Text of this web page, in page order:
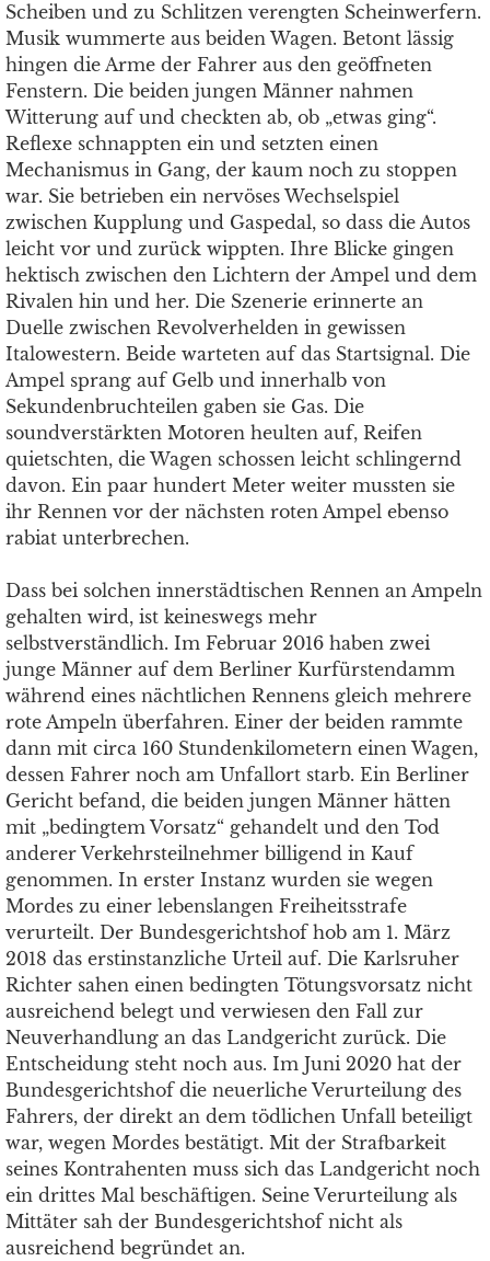
Scheiben und zu Schlitzen verengten Scheinwerfern.
Musik wummerte aus beiden Wagen. Betont lässig
hingen die Arme der Fahrer aus den geöffneten
Fenstern. Die beiden jungen Männer nahmen
Witterung auf und checkten ab, ob „etwas ging“.
Reflexe schnappten ein und setzten einen
Mechanismus in Gang, der kaum noch zu stoppen
war. Sie betrieben ein nervöses Wechselspiel
zwischen Kupplung und Gaspedal, so dass die Autos
leicht vor und zurück wippten. Ihre Blicke gingen
hektisch zwischen den Lichtern der Ampel und dem
Rivalen hin und her. Die Szenerie erinnerte an
Duelle zwischen Revolverhelden in gewissen
Italowestern. Beide warteten auf das Startsignal. Die
Ampel sprang auf Gelb und innerhalb von
Sekundenbruchteilen gaben sie Gas. Die
soundverstärkten Motoren heulten auf, Reifen
quietschten, die Wagen schossen leicht schlingernd
davon. Ein paar hundert Meter weiter mussten sie
ihr Rennen vor der nächsten roten Ampel ebenso
rabiat unterbrechen.
Dass bei solchen innerstädtischen Rennen an Ampeln
gehalten wird, ist keineswegs mehr
selbstverständlich. Im Februar 2016 haben zwei
junge Männer auf dem Berliner Kurfürstendamm
während eines nächtlichen Rennens gleich mehrere
rote Ampeln überfahren. Einer der beiden rammte
dann mit circa 160 Stundenkilometern einen Wagen,
dessen Fahrer noch am Unfallort starb. Ein Berliner
Gericht befand, die beiden jungen Männer hätten
mit „bedingtem Vorsatz“ gehandelt und den Tod
anderer Verkehrsteilnehmer billigend in Kauf
genommen. In erster Instanz wurden sie wegen
Mordes zu einer lebenslangen Freiheitsstrafe
verurteilt. Der Bundesgerichtshof hob am 1. März
2018 das erstinstanzliche Urteil auf. Die Karlsruher
Richter sahen einen bedingten Tötungsvorsatz nicht
ausreichend belegt und verwiesen den Fall zur
Neuverhandlung an das Landgericht zurück. Die
Entscheidung steht noch aus. Im Juni 2020 hat der
Bundesgerichtshof die neuerliche Verurteilung des
Fahrers, der direkt an dem tödlichen Unfall beteiligt
war, wegen Mordes bestätigt. Mit der Strafbarkeit
seines Kontrahenten muss sich das Landgericht noch
ein drittes Mal beschäftigen. Seine Verurteilung als
Mittäter sah der Bundesgerichtshof nicht als
ausreichend begründet an.